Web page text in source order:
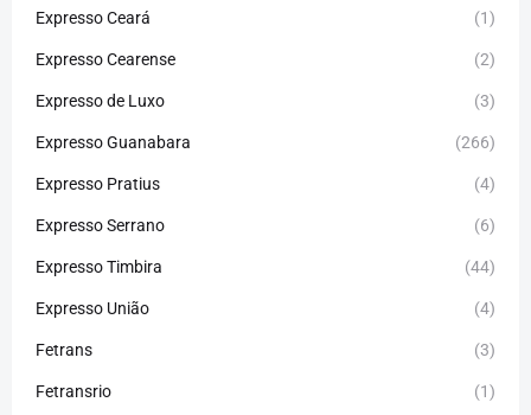
Expresso Ceará (1)
Expresso Cearense (2)
Expresso de Luxo (3)
Expresso Guanabara (266)
Expresso Pratius (4)
Expresso Serrano (6)
Expresso Timbira (44)
Expresso União (4)
Fetrans (3)
Fetransrio (1)